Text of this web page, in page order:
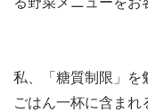
私、「糖質制限」を
ごはん一杯に含まれ